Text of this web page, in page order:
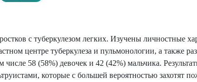
с туберкулезом легких. Изучены личностные
центре туберкулеза и пульмонологии, а также
58 (58%) девочек и 42 (42%) мальчика.
которые с большей вероятностью захотят